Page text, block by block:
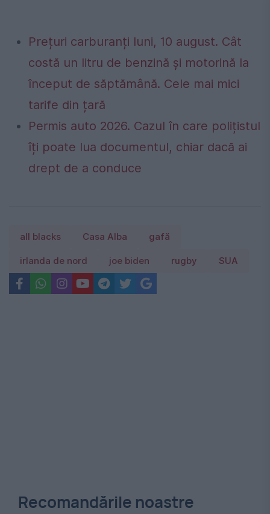
Prețuri carburanți luni, 10 august. Cât
costă un litru de benzină și motorină la
început de săptămână. Cele mai mici
tarife din țară
Permis auto 2026. Cazul în care polițistul
îți poate lua documentul, chiar dacă ai
drept de a conduce
all blacks Casa Alba gafă
irlanda de nord joe biden rugby SUA
Recomandările noastre